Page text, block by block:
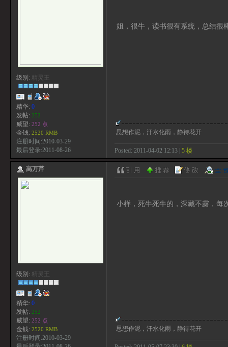
级别: 精灵王
精华: 0
发帖: 252
威望: 252 点
金钱: 2520 RMB
注册时间:2010-03-29
最后登录:2011-08-26
姐，很牛，读书很有系统，总结很
思想作泥，汗水化雨，静待花开
Posted: 2011-04-02 12:13 | 5 楼
高万芹
级别: 精灵王
精华: 0
发帖: 252
威望: 252 点
金钱: 2520 RMB
注册时间:2010-03-29
小样，死牛死牛的，深藏不露，每
思想作泥，汗水化雨，静待花开